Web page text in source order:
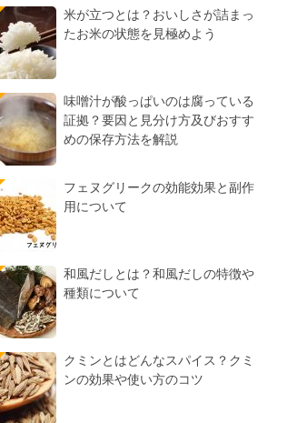
米が立つとは？おいしさが詰まっ
たお米の状態を見極めよう
味噌汁が酸っぱいのは腐っている
証拠？要因と見分け方及びおすす
めの保存方法を解説
フェヌグリークの効能効果と副作
用について
和風だしとは？和風だしの特徴や
種類について
クミンとはどんなスパイス？クミ
ンの効果や使い方のコツ